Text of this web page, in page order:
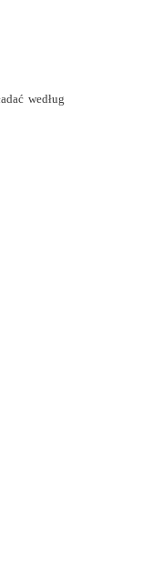
według